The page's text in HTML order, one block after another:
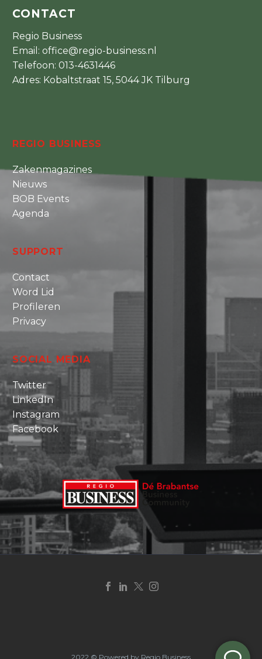
CONTACT
Regio Business
Email: office@regio-business.nl
Telefoon: 013-4631446
Adres: Kobaltstraat 15, 5044 JK Tilburg
REGIO BUSINESS
Zakenmagazines
Nieuws
BOB Events
Agenda
SUPPORT
Contact
Word Lid
Profileren
Privacy
SOCIAL MEDIA
Twitter
LinkedIn
Instagram
Facebook
2022 © Powered by Regio Business